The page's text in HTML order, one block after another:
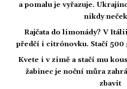
a pomalu je vyřazuje.
nikdy
Rajčata do limonády? V
předčí i citrónovku. Stačí 500
Kvete i v zimě a stačí mu
žabinec je noční můra
zbavit